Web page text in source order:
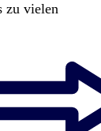
zu vielen